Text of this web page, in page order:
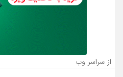
از سراسر وب